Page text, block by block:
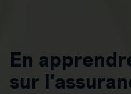
En
sur